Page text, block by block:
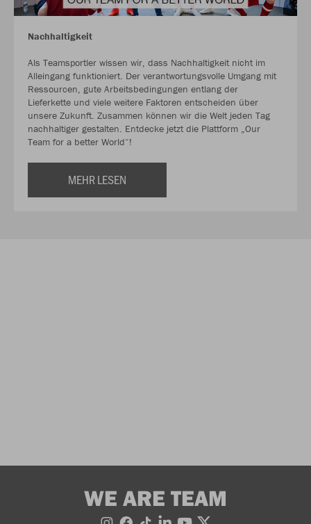
Nachhaltigkeit
Als Teamsportler wissen wir, dass Nachhaltigkeit nicht im
Alleingang funktioniert. Der verantwortungsvolle Umgang mit
Ressourcen, gute Arbeitsbedingungen entlang der
Lieferkette und viele weitere Faktoren entscheiden über
unsere Zukunft. Zusammen können wir die Welt jeden Tag
nachhaltiger gestalten. Entdecke jetzt die Plattform „Our
Team for a better World“!
MEHR LESEN
WE ARE TEAM